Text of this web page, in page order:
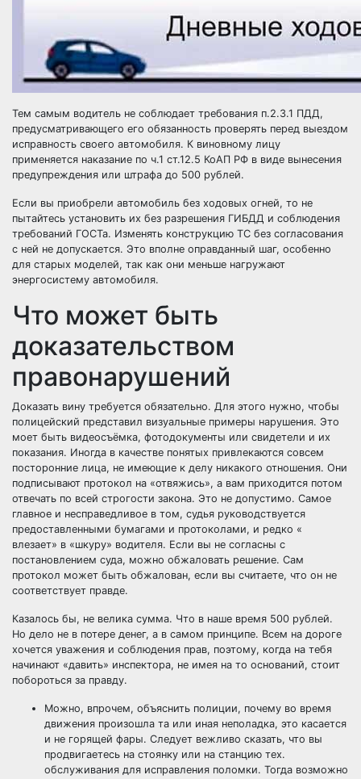
Тем самым водитель не соблюдает требования п.2.3.1 ПДД,
предусматривающего его обязанность проверять перед выездом
исправность своего автомобиля. К виновному лицу
применяется наказание по ч.1 ст.12.5 КоАП РФ в виде вынесения
предупреждения или штрафа до 500 рублей.
Если вы приобрели автомобиль без ходовых огней, то не
пытайтесь установить их без разрешения ГИБДД и соблюдения
требований ГОСТа. Изменять конструкцию ТС без согласования
с ней не допускается. Это вполне оправданный шаг, особенно
для старых моделей, так как они меньше нагружают
энергосистему автомобиля.
Что может быть
доказательством
правонарушений
Доказать вину требуется обязательно. Для этого нужно, чтобы
полицейский представил визуальные примеры нарушения. Это
моет быть видеосъёмка, фотодокументы или свидетели и их
показания. Иногда в качестве понятых привлекаются совсем
посторонние лица, не имеющие к делу никакого отношения. Они
подписывают протокол на «отвяжись», а вам приходится потом
отвечать по всей строгости закона. Это не допустимо. Самое
главное и несправедливое в том, судья руководствуется
предоставленными бумагами и протоколами, и редко «
влезает» в «шкуру» водителя. Если вы не согласны с
постановлением суда, можно обжаловать решение. Сам
протокол может быть обжалован, если вы считаете, что он не
соответствует правде.
Казалось бы, не велика сумма. Что в наше время 500 рублей.
Но дело не в потере денег, а в самом принципе. Всем на дороге
хочется уважения и соблюдения прав, поэтому, когда на тебя
начинают «давить» инспектора, не имея на то оснований, стоит
побороться за правду.
Можно, впрочем, объяснить полиции, почему во время
движения произошла та или иная неполадка, это касается
и не горящей фары. Следует вежливо сказать, что вы
продвигаетесь на стоянку или на станцию тех.
обслуживания для исправления поломки. Тогда возможно